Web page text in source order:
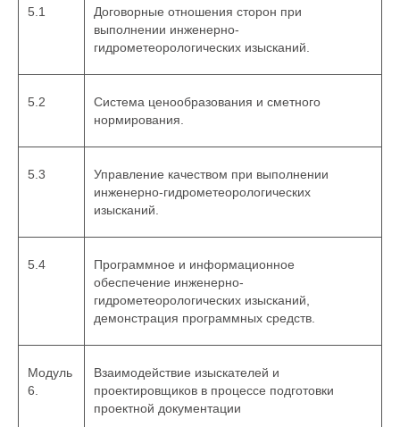
5.1
Договорные отношения сторон при
выполнении инженерно-
гидрометеорологических изысканий.
5.2
Система ценообразования и сметного
нормирования.
5.3
Управление качеством при выполнении
инженерно-гидрометеорологических
изысканий.
5.4
Программное и информационное
обеспечение инженерно-
гидрометеорологических изысканий,
демонстрация программных средств.
Модуль
6.
Взаимодействие изыскателей и
проектировщиков в процессе подготовки
проектной документации